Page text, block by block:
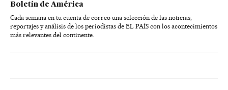
Boletín de América
Cada semana en tu cuenta de correo una selección de las noticias,
reportajes y análisis de los periodistas de EL PAÍS con los acontecimientos
más relevantes del continente.